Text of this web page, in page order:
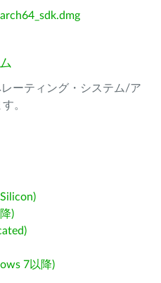
ーティング・システム/ア
。
)
7以降)